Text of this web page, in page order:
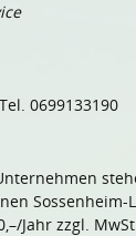
0699133190
Sossenheim-
Jahr zzgl.